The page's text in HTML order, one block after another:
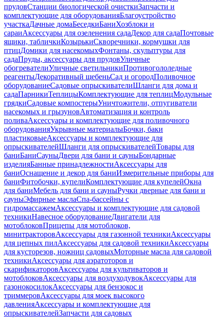
прудовСтанции биологической очисткиЗапчасти и
комплектующие для оборудованияБлагоустройство
участкаДачные домаБеседкиБаниХозблоки и
сараиАксессуары для озеленения садаДекор для садаПочтовые
ящики, табличкиКозырькиСкворечники, кормушки для
птицДомики для насекомыхФонтаны, скульптуры для
садаПруды, аксессуары для прудовУличные
обогревателиУличные светильникиПротивогололедные
реагентыДекоративный щебеньСад и огородПоливочное
оборудованиеСадовые опрыскивателиШланги для дома и
садаПарникиТеплицыКомплектующие для теплицМодульные
грядкиСадовые компостерыУничтожители, отпугиватели
насекомых и грызуновАвтоматизация и контроль
поливаАксессуары и комплектующие для поливочного
оборудованияУкрывные материалыБочки, баки
пластиковыеАксессуары и комплектующие для
опрыскивателейШланги для опрыскивателейТовары для
баниБаниСауныДвери для бани и сауныБондарные
изделияБанные принадлежностиАксессуары для
баниОснащение и декор для баниИзмерительные приборы для
баниФитобочки, купелиКомплектующие для купелейОкна
для баниМебель для бани и сауныРучки дверные для бани и
сауныЭфирные маслаСпа-бассейны с
гидромассажемАксессуары и комплектующие для садовой
техникиНавесное оборудованиеДвигатели для
мотоблоковПрицепы для мотоблоков,
минитракторовАксессуары для газонной техникиАксессуары
для цепных пилАксессуары для садовой техникиАксессуары
для кусторезов, ножниц садовыхМоторные масла для садовой
техникиАксессуары для аэратоторов и
скарификаторовАксессуары для культиваторов и
мотоблоковАксессуары для воздуходувокАксессуары для
газонокосилокАксессуары для бензокос и
триммеровАксессуары для моек высокого
давленияАксессуары и комплектующие для
опрыскивателейЗапчасти для садовых